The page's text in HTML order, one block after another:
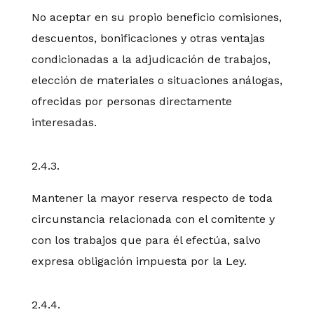
No aceptar en su propio beneficio comisiones,
descuentos, bonificaciones y otras ventajas
condicionadas a la adjudicación de trabajos,
elección de materiales o situaciones análogas,
ofrecidas por personas directamente
interesadas.
2.4.3.
Mantener la mayor reserva respecto de toda
circunstancia relacionada con el comitente y
con los trabajos que para él efectúa, salvo
expresa obligación impuesta por la Ley.
2.4.4.